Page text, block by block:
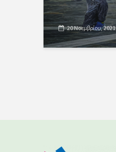
20 Νοεμβρίου, 2021